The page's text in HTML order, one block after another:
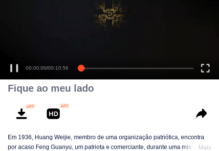
00:00:00/00:10:56
Fique ao meu lado
Em 1936, Huang Weijie, membro de uma organização patriótica, encontra
por acaso Feng Guanyu, um patriota e comerciante, durante uma missão.Mais